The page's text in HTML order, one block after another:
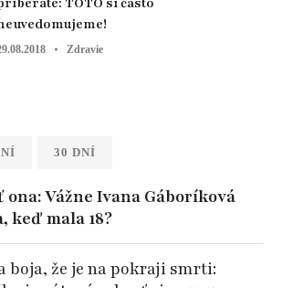
Zdravie
30 DNÍ
ona: Vážne Ivana Gáboríková
keď mala 18?
boja, že je na pokraji smrti: